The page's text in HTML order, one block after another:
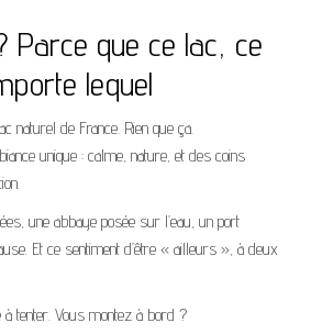
Parce que ce lac, ce
lequel
naturel de France. Rien que ça.
unique : calme, nature, et des coins
une abbaye posée sur l’eau, un port
Et ce sentiment d’être « ailleurs », à deux
à tenter. Vous montez à bord ?